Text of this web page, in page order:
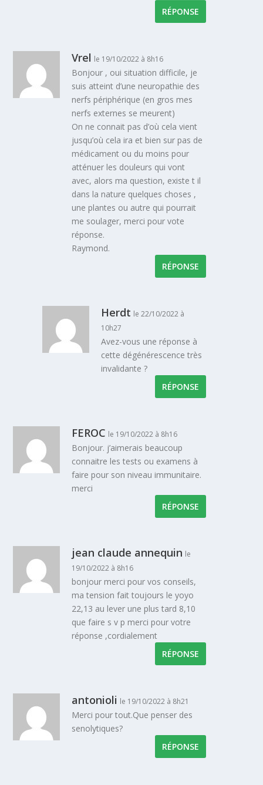
RÉPONSE
Vrel le 19/10/2022 à 8h16
Bonjour , oui situation difficile, je
suis atteint d’une neuropathie des
nerfs périphérique (en gros mes
nerfs externes se meurent)
On ne connait pas d’où cela vient
jusqu’où cela ira et bien sur pas de
médicament ou du moins pour
atténuer les douleurs qui vont
avec, alors ma question, existe t il
dans la nature quelques choses ,
une plantes ou autre qui pourrait
me soulager, merci pour vote
réponse.
Raymond.
RÉPONSE
Herdt le 22/10/2022 à
10h27
Avez-vous une réponse à
cette dégénérescence très
invalidante ?
RÉPONSE
FEROC le 19/10/2022 à 8h16
Bonjour. j’aimerais beaucoup
connaitre les tests ou examens à
faire pour son niveau immunitaire.
merci
RÉPONSE
jean claude annequin le
19/10/2022 à 8h16
bonjour merci pour vos conseils,
ma tension fait toujours le yoyo
22,13 au lever une plus tard 8,10
que faire s v p merci pour votre
réponse ,cordialement
RÉPONSE
antonioli le 19/10/2022 à 8h21
Merci pour tout.Que penser des
senolytiques?
RÉPONSE